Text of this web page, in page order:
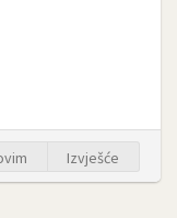
Izvješće